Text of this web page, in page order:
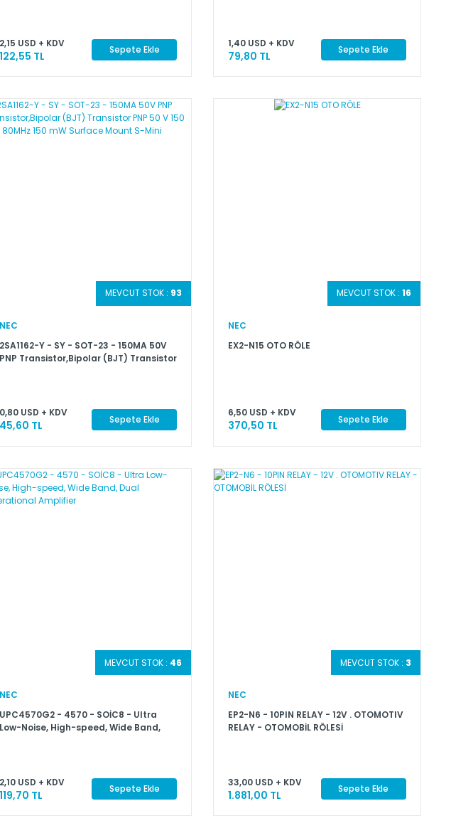
2,15 USD + KDV
122,55 TL Sepete Ekle
1,40 USD + KDV
79,80 TL Sepete Ekle
MEVCUT STOK : 93
NEC
2SA1162-Y - SY - SOT-23 - 150MA 50V
PNP Transistor,Bipolar (BJT) Transistor
0,80 USD + KDV
45,60 TL Sepete Ekle
MEVCUT STOK : 16
NEC
EX2-N15 OTO RÖLE
6,50 USD + KDV
370,50 TL Sepete Ekle
MEVCUT STOK : 46
NEC
UPC4570G2 - 4570 - SOİC8 - Ultra
Low-Noise, High-speed, Wide Band,
2,10 USD + KDV
119,70 TL Sepete Ekle
MEVCUT STOK : 3
NEC
EP2-N6 - 10PIN RELAY - 12V . OTOMOTIV
RELAY - OTOMOBİL RÖLESİ
33,00 USD + KDV
1.881,00 TL Sepete Ekle